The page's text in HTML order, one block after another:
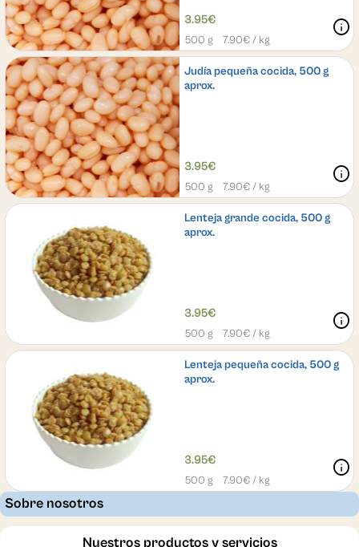
3.95€
500 g 7.90€ / kg
info
Judía pequeña cocida, 500 g
aprox.
3.95€
500 g 7.90€ / kg
info
Lenteja grande cocida, 500 g
aprox.
3.95€
500 g 7.90€ / kg
info
Lenteja pequeña cocida, 500 g
aprox.
3.95€
500 g 7.90€ / kg
info
Sobre nosotros
Nuestros productos y servicios